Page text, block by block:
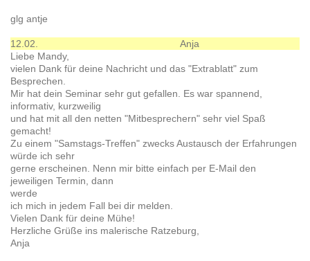
glg antje
12.02.
Anja
Liebe Mandy,
vielen Dank für deine Nachricht und das "Extrablatt" zum
Besprechen.
Mir hat dein Seminar sehr gut gefallen. Es war spannend,
informativ, kurzweilig
und hat mit all den netten "Mitbesprechern" sehr viel Spaß
gemacht!
Zu einem "Samstags-Treffen" zwecks Austausch der Erfahrungen
würde ich sehr
gerne erscheinen. Nenn mir bitte einfach per E-Mail den
jeweiligen Termin, dann
werde
ich mich in jedem Fall bei dir melden.
Vielen Dank für deine Mühe!
Herzliche Grüße ins malerische Ratzeburg,
Anja